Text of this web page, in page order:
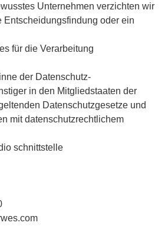
Unternehmen verzichten wir
Entscheidungsfindung oder ein
für die Verarbeitung
der Datenschutz-
in den Mitgliedstaaten der
Datenschutzgesetze und
mit datenschutzrechtlichem
schnittstelle